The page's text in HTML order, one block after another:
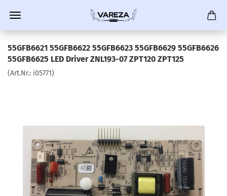
55GFB6621 55GFB6622 55GFB6623 55GFB6629 55GFB6626
55GFB6625 LED Driver ZNL193-07 ZPT120 ZPT125
(Art.Nr.: i05771)